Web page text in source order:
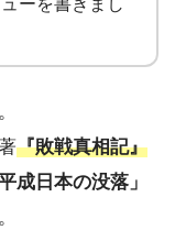
ーを書きまし
『敗戦真相記』
成日本の没落」